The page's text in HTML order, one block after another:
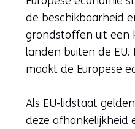
de beschikbaarheid
grondstoffen uit een
landen buiten de EU.
maakt de Europese
Als EU-lidstaat
deze afhankelijkheid